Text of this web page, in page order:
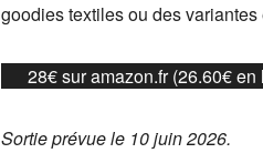
goodies textiles ou des
28€ sur amazon.fr (26.60€
Sortie prévue le 10 juin 2026.